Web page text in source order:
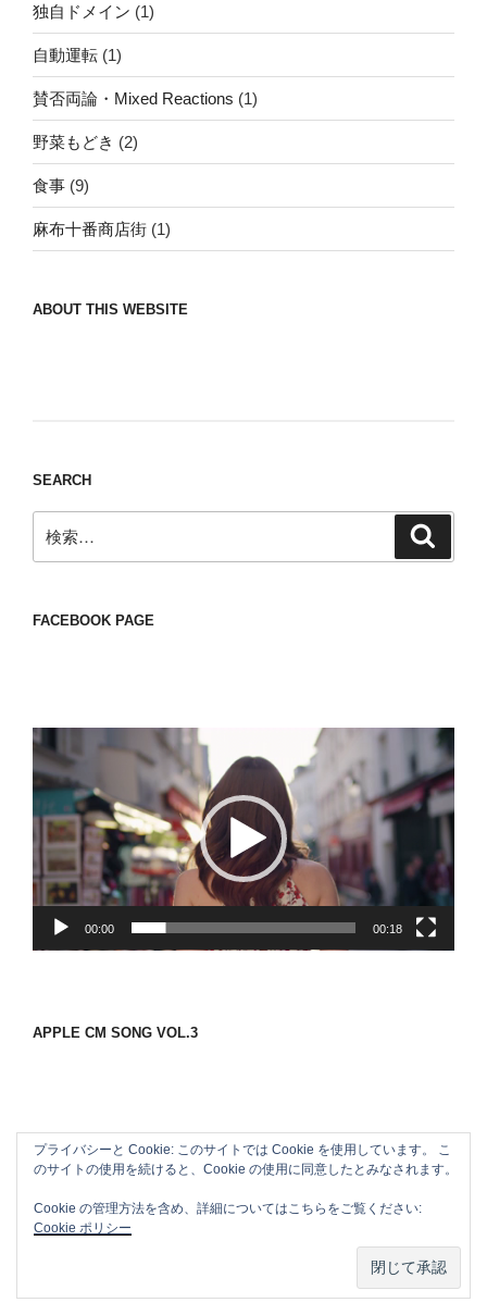
独自ドメイン (1)
自動運転 (1)
賛否両論・Mixed Reactions (1)
野菜もどき (2)
食事 (9)
麻布十番商店街 (1)
ABOUT THIS WEBSITE
SEARCH
索:
FACEBOOK PAGE
動
画
プ
レ
ー
ヤ
ー
00:00 00:18
APPLE CM SONG VOL.3
プライバシーと Cookie: このサイトでは Cookie を使用しています。 こ
のサイトの使用を続けると、Cookie の使用に同意したとみなされます。
Cookie の管理方法を含め、詳細についてはこちらをご覧ください:
Cookie ポリシー